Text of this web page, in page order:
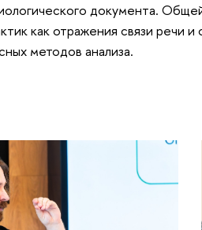
документа.
как отражения связи речи
методов анализа.